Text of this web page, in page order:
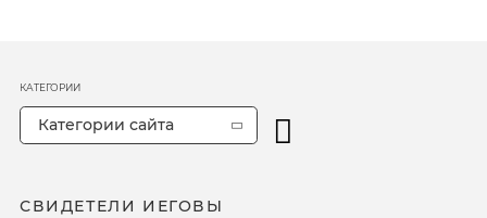
СВИДЕТЕЛИ ИЕГОВЫ
КАТЕГОРИИ
Категории сайта